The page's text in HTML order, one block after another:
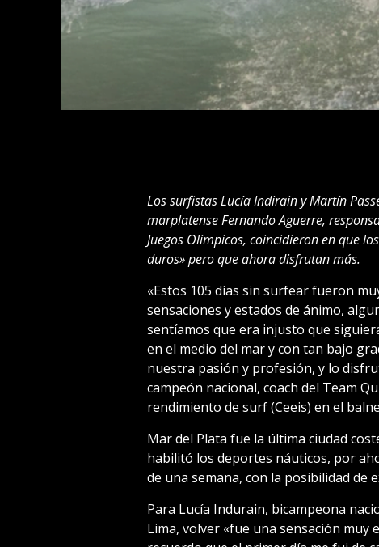
Los surfistas Lucía Indirain y Martín
marplatense Fernando Aguerre,
Juegos Olímpicos, coincidieron en que
duros» pero que ahora disfrutan más.
«Estos 105 días sin surfear fueron
sensaciones y estados de ánimo,
sentíamos que era injusto que
en el medio del mar y con tan bajo
nuestra pasión y profesión, y lo
campeón nacional, coach del Team
rendimiento de surf (Ceeis) en el
Mar del Plata fue la última ciudad
habilitó los deportes náuticos, por
de una semana, con la posibilidad de
Para Lucía Indurain, bicampeona
Lima, volver «fue una sensación muy